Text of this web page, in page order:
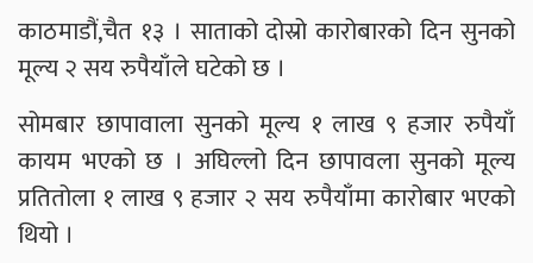
काठमाडौं,चैत १३ । साताको दोस्रो कारोबारको दिन सुनको
मूल्य २ सय रुपैयाँले घटेको छ ।
सोमबार छापावाला सुनको मूल्य १ लाख ९ हजार रुपैयाँ
कायम भएको छ । अघिल्लो दिन छापावला सुनको मूल्य
प्रतितोला १ लाख ९ हजार २ सय रुपैयाँमा कारोबार भएको
थियो ।